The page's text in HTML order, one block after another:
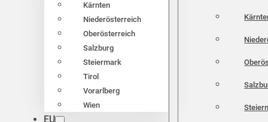
Kärnten
Niederösterreich
Oberösterreich
Salzburg
Steiermark
Tirol
Vorarlberg
Wien
EU